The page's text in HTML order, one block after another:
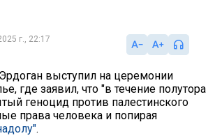
г., 22:17
выступил на церемонии
где заявил, что "в течение полутора
геноцид против палестинского
права человека и попирая
.